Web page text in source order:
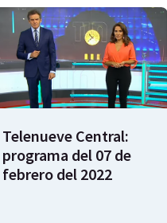
Telenueve Central:
programa del 07 de
febrero del 2022